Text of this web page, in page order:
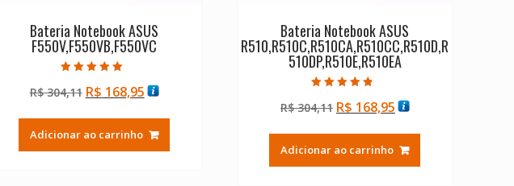
Bateria Notebook ASUS
F550V,F550VB,F550VC
5.00
de 5
R$304,11 O
original
era:
R$ 168,95O
atual
é:
Adicionar ao carrinho
Bateria Notebook ASUS
R510,R510C,R510CA,R510CC,R510D,R
510DP,R510E,R510EA
4.50
de 5
R$304,11 O
original
era:
R$ 168,95O
atual
é:
Adicionar ao carrinho